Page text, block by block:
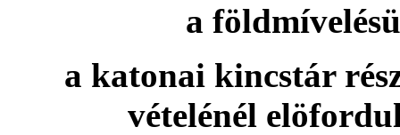
a
a katonai kincstár
vételénél